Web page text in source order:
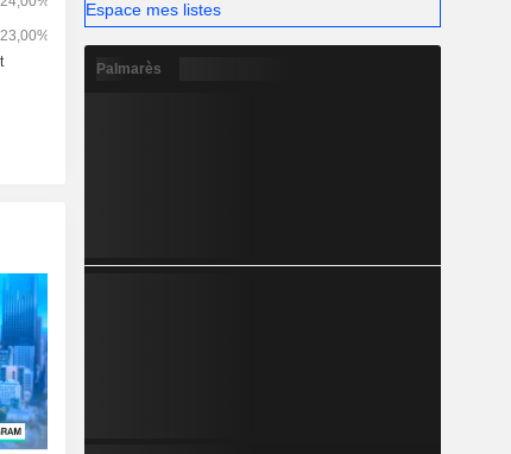
Espace mes listes
Palmarès